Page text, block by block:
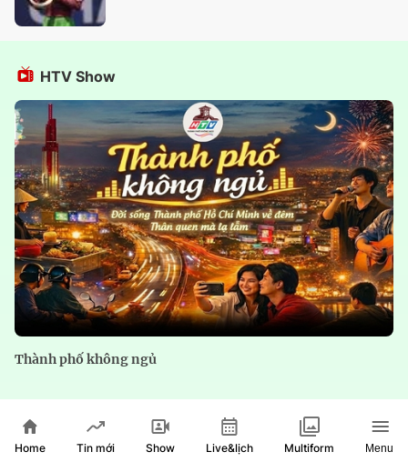
HTV Show
Thành phố không ngủ
Home Tin mới Show Live&lịch Multiform Menu